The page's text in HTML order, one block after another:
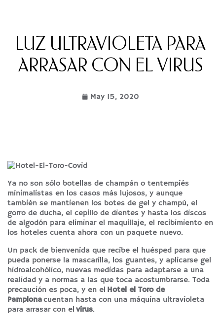
LUZ ULTRAVIOLETA PARA
ARRASAR CON EL VIRUS
May 15, 2020
Ya no son sólo botellas de champán o tentempiés
minimalistas en los casos más lujosos, y aunque
también se mantienen los botes de gel y champú, el
gorro de ducha, el cepillo de dientes y hasta los discos
de algodón para eliminar el maquillaje, el recibimiento en
los hoteles cuenta ahora con un paquete nuevo.
Un pack de bienvenida que recibe el huésped para que
pueda ponerse la mascarilla, los guantes, y aplicarse gel
hidroalcohólico, nuevas medidas para adaptarse a una
realidad y a normas a las que toca acostumbrarse. Toda
precaución es poca, y en el Hotel el Toro de
Pamplonacuentan hasta con una máquina ultravioleta
para arrasar con el virus.